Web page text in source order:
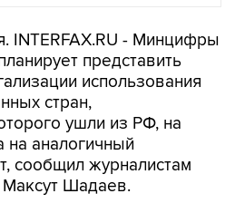
INTERFAX.RU - Минцифры
представить
использования
стран,
ушли из РФ, на
на аналогичный
сообщил журналистам
Максут Шадаев.